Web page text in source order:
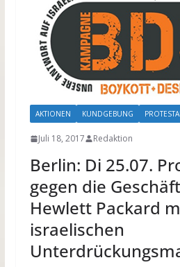
AKTIONEN KUNDGEBUNG
Juli 18, 2017 Redaktion
Berlin: Di 25.07.
gegen die
Hewlett Packard
israelischen